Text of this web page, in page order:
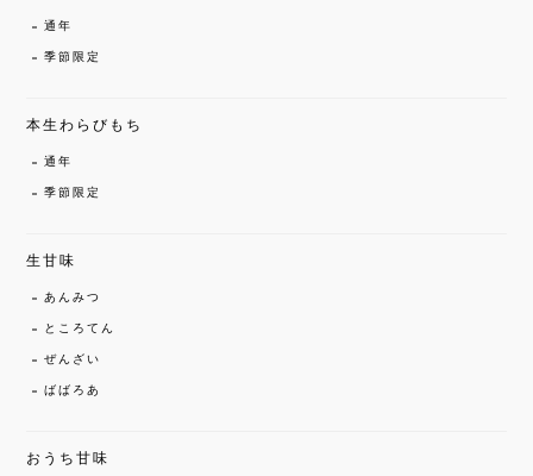
通年
季節限定
本生わらびもち
通年
季節限定
生甘味
あんみつ
ところてん
ぜんざい
ばばろあ
おうち甘味